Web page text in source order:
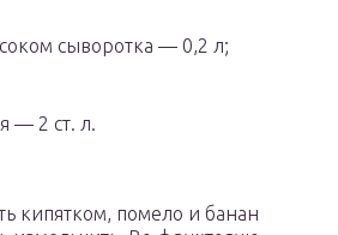
сыворотка — 0,2 л;
— 2 ст. л.
кипятком, помело и банан